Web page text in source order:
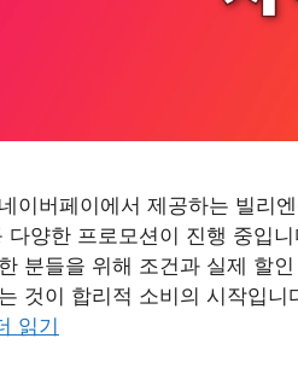
이버페이에서 제공하는 빌리
다양한 프로모션이 진행 중입
분들을 위해 조건과 실제 할
것이 합리적 소비의 시작입
읽기